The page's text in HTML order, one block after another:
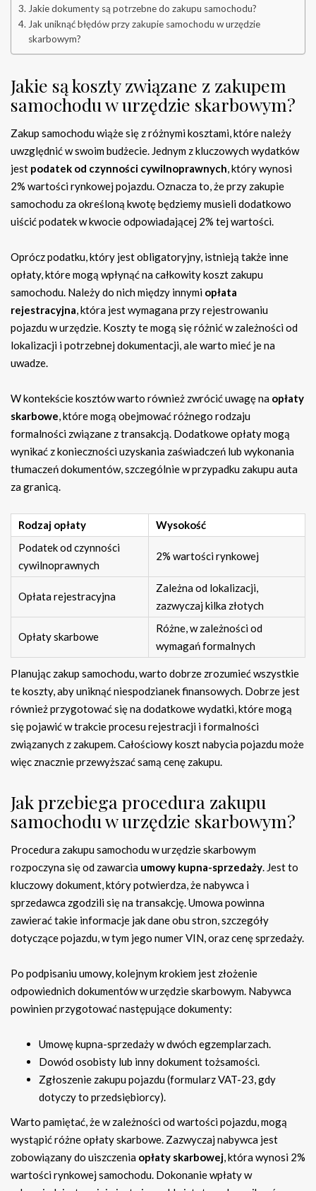
Jakie dokumenty są potrzebne do zakupu samochodu?
Jak uniknąć błędów przy zakupie samochodu w urzędzie
skarbowym?
Jakie są koszty związane z zakupem
samochodu w urzędzie skarbowym?
Zakup samochodu wiąże się z różnymi kosztami, które należy
uwzględnić w swoim budżecie. Jednym z kluczowych wydatków
jest podatek od czynności cywilnoprawnych, który wynosi
2% wartości rynkowej pojazdu. Oznacza to, że przy zakupie
samochodu za określoną kwotę będziemy musieli dodatkowo
uiścić podatek w kwocie odpowiadającej 2% tej wartości.
Oprócz podatku, który jest obligatoryjny, istnieją także inne
opłaty, które mogą wpłynąć na całkowity koszt zakupu
samochodu. Należy do nich między innymi opłata
rejestracyjna, która jest wymagana przy rejestrowaniu
pojazdu w urzędzie. Koszty te mogą się różnić w zależności od
lokalizacji i potrzebnej dokumentacji, ale warto mieć je na
uwadze.
W kontekście kosztów warto również zwrócić uwagę na opłaty
skarbowe, które mogą obejmować różnego rodzaju
formalności związane z transakcją. Dodatkowe opłaty mogą
wynikać z konieczności uzyskania zaświadczeń lub wykonania
tłumaczeń dokumentów, szczególnie w przypadku zakupu auta
za granicą.
Rodzaj opłaty
Wysokość
Podatek od czynności
cywilnoprawnych
2% wartości rynkowej
Opłata rejestracyjna
Zależna od lokalizacji,
zazwyczaj kilka złotych
Opłaty skarbowe
Różne, w zależności od
wymagań formalnych
Planując zakup samochodu, warto dobrze zrozumieć wszystkie
te koszty, aby uniknąć niespodzianek finansowych. Dobrze jest
również przygotować się na dodatkowe wydatki, które mogą
się pojawić w trakcie procesu rejestracji i formalności
związanych z zakupem. Całościowy koszt nabycia pojazdu może
więc znacznie przewyższać samą cenę zakupu.
Jak przebiega procedura zakupu
samochodu w urzędzie skarbowym?
Procedura zakupu samochodu w urzędzie skarbowym
rozpoczyna się od zawarcia umowy kupna-sprzedaży. Jest to
kluczowy dokument, który potwierdza, że nabywca i
sprzedawca zgodzili się na transakcję. Umowa powinna
zawierać takie informacje jak dane obu stron, szczegóły
dotyczące pojazdu, w tym jego numer VIN, oraz cenę sprzedaży.
Po podpisaniu umowy, kolejnym krokiem jest złożenie
odpowiednich dokumentów w urzędzie skarbowym. Nabywca
powinien przygotować następujące dokumenty:
Umowę kupna-sprzedaży w dwóch egzemplarzach.
Dowód osobisty lub inny dokument tożsamości.
Zgłoszenie zakupu pojazdu (formularz VAT-23, gdy
dotyczy to przedsiębiorcy).
Warto pamiętać, że w zależności od wartości pojazdu, mogą
wystąpić różne opłaty skarbowe. Zazwyczaj nabywca jest
zobowiązany do uiszczenia opłaty skarbowej, która wynosi 2%
wartości rynkowej samochodu. Dokonanie wpłaty w